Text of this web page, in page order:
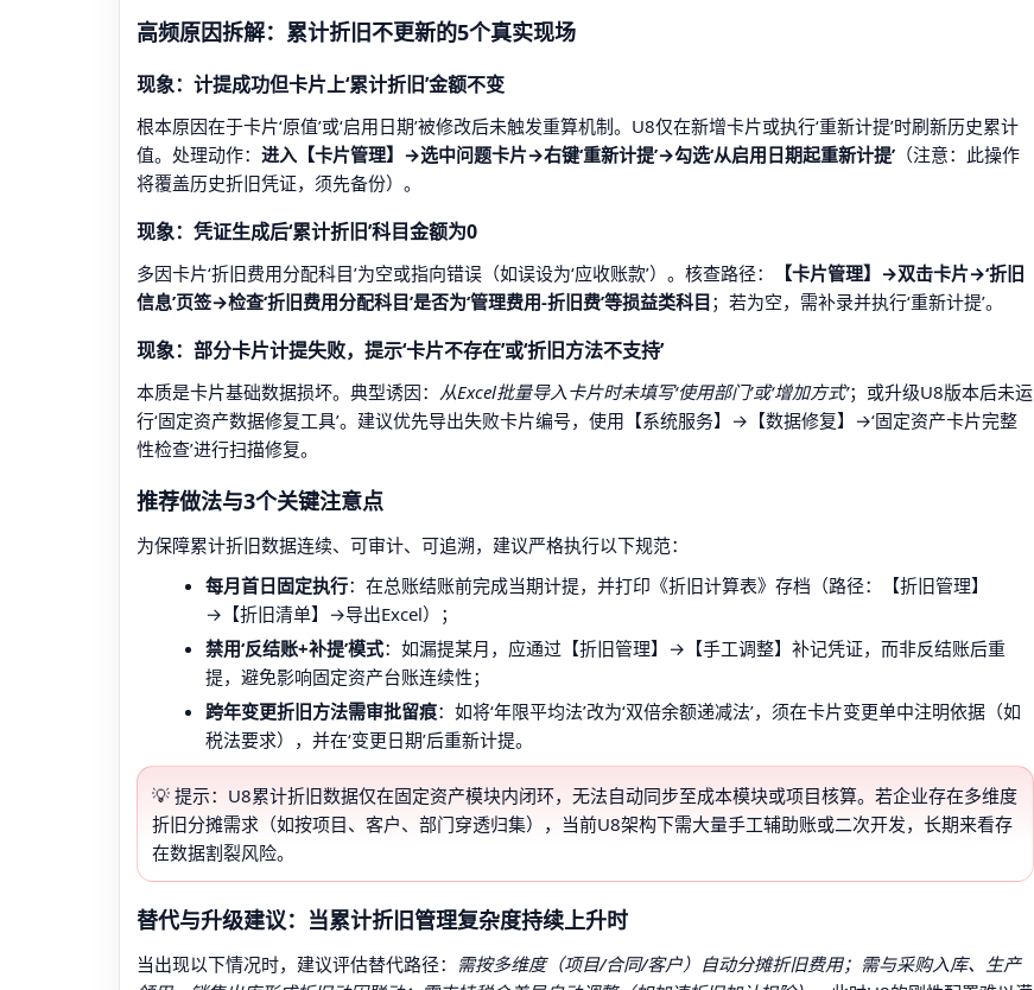
高频原因拆解：累计折旧不更新的5个真实现场
现象：计提成功但卡片上‘累计折旧’金额不变
根本原因在于卡片‘原值’或‘启用日期’被修改后未触发重算机制。U8仅在新增卡片或执行‘重新计提’时刷新历史累计
值。处理动作： 进入【卡片管理】→选中问题卡片→右键‘重新计提’→勾选‘从启用日期起重新计提’ （注意：此操作
将覆盖历史折旧凭证，须先备份）。
现象：凭证生成后‘累计折旧’科目金额为0
多因卡片‘折旧费用分配科目’为空或指向错误（如误设为‘应收账款’）。核查路径：
【卡片管理】→双击卡片→‘折旧
信息’页签→检查‘折旧费用分配科目’是否为‘管理费用-折旧费’等损益类科目 ；若为空，需补录并执行‘重新计提’。
现象：部分卡片计提失败，提示‘卡片不存在’或‘折旧方法不支持’
本质是卡片基础数据损坏。典型诱因： 从Excel批量导入卡片时未填写‘使用部门’或‘增加方式’；或升级U8版本后未运
行‘固定资产数据修复工具’。建议优先导出失败卡片编号，使用【系统服务】→【数据修复】→‘固定资产卡片完整
性检查’进行扫描修复。
推荐做法与3个关键注意点
为保障累计折旧数据连续、可审计、可追溯，建议严格执行以下规范：
每月首日固定执行：在总账结账前完成当期计提，并打印《折旧计算表》存档（路径：【折旧管理】
→【折旧清单】→导出Excel）；
禁用‘反结账+补提’模式：如漏提某月，应通过【折旧管理】→【手工调整】补记凭证，而非反结账后重
提，避免影响固定资产台账连续性；
跨年变更折旧方法需审批留痕：如将‘年限平均法’改为‘双倍余额递减法’，须在卡片变更单中注明依据（如
税法要求），并在‘变更日期’后重新计提。
💡 提示：U8累计折旧数据仅在固定资产模块内闭环，无法自动同步至成本模块或项目核算。若企业存在多维度
折旧分摊需求（如按项目、客户、部门穿透归集），当前U8架构下需大量手工辅助账或二次开发，长期来看存
在数据割裂风险。
替代与升级建议：当累计折旧管理复杂度持续上升时
当出现以下情况时，建议评估替代路径： 需按多维度（项目/合同/客户）自动分摊折旧费用；需与采购入库、生产